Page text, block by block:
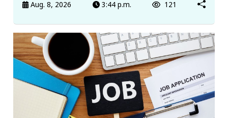
Aug. 8, 2026 3:44 p.m. 121